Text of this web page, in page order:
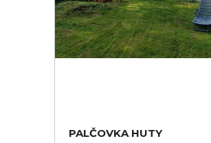
PALČOVKA HUTY